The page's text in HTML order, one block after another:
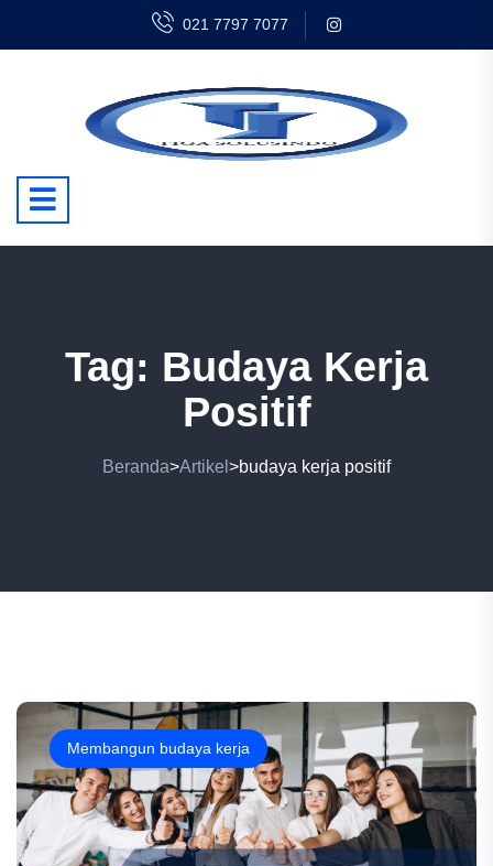
021 7797 7077
Tag: Budaya Kerja
Positif
Beranda>Artikel >budaya kerja positif
Membangun budaya kerja